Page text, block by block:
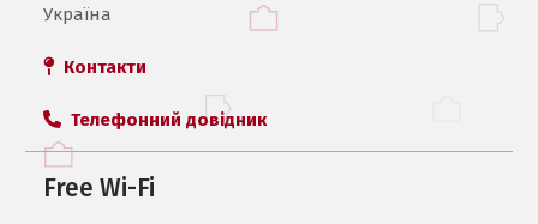
Україна
Контакти
Телефонний довідник
Free Wi-Fi